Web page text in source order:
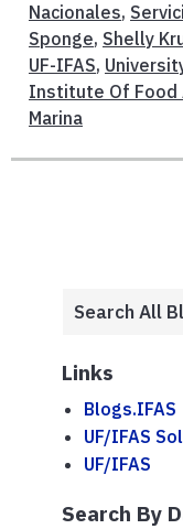
Nacionales,
Sponge, Shelly
UF-IFAS,
Institute Of Food
Marina
Links
Blogs.IFAS
UF/IFAS
UF/IFAS
Search By